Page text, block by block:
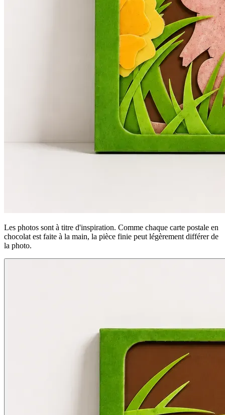
Les photos sont à titre d'inspiration. Comme chaque carte postale en
chocolat est faite à la main, la pièce finie peut légèrement différer de
la photo.